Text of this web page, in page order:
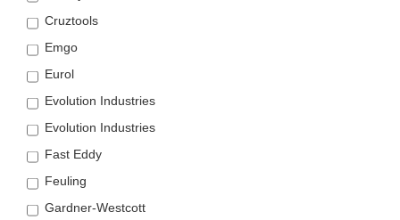
Cruztools
Emgo
Eurol
Evolution Industries
Evolution Industries
Fast Eddy
Feuling
Gardner-Westcott